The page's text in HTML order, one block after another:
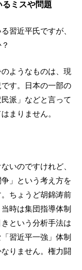
ミスや問題
習近平氏ですが、
ようなものは、現
す。日本の一部の
派」などと言って
まりません。
いのですけれど、
」という考え方を
ちょうど胡錦涛前
時は集団指導体制
という分析手法は
習近平一強」体制
りません。権力闘